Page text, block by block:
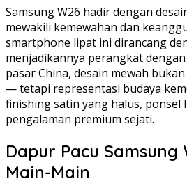
Samsung W26 hadir dengan
mewakili kemewahan dan
smartphone lipat ini dirancang
menjadikannya perangkat
pasar China, desain mewah
— tetapi representasi budaya
finishing satin yang halus, ponsel
pengalaman premium sejati.
Dapur Pacu Samsung
Main-Main